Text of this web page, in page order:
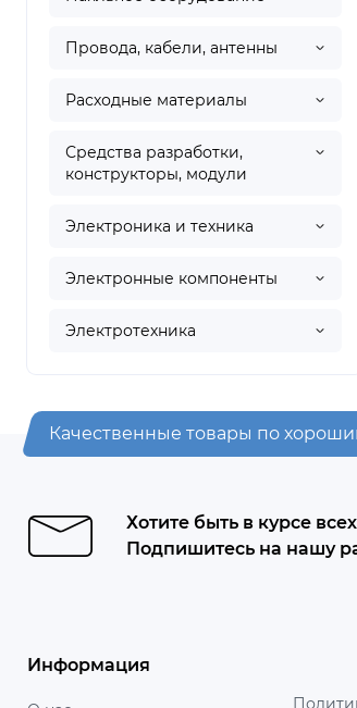
Провода, кабели, антенны
Расходные материалы
Средства разработки,
конструкторы, модули
Электроника и техника
Электронные компоненты
Электротехника
Качественные товары по
Хотите быть в курсе
Подпишитесь на нашу
Информация